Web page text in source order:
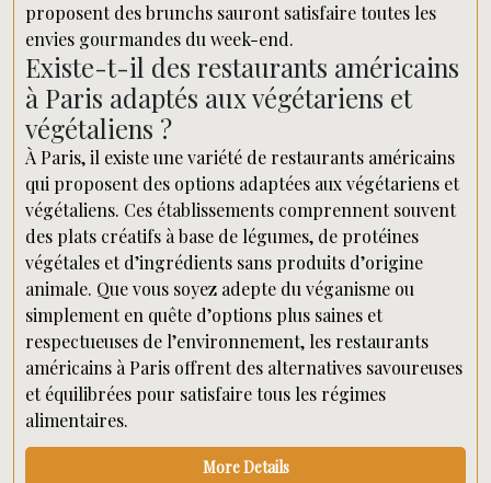
proposent des brunchs sauront satisfaire toutes les
envies gourmandes du week-end.
Existe-t-il des restaurants américains
à Paris adaptés aux végétariens et
végétaliens ?
À Paris, il existe une variété de restaurants américains
qui proposent des options adaptées aux végétariens et
végétaliens. Ces établissements comprennent souvent
des plats créatifs à base de légumes, de protéines
végétales et d’ingrédients sans produits d’origine
animale. Que vous soyez adepte du véganisme ou
simplement en quête d’options plus saines et
respectueuses de l’environnement, les restaurants
américains à Paris offrent des alternatives savoureuses
et équilibrées pour satisfaire tous les régimes
alimentaires.
More Details